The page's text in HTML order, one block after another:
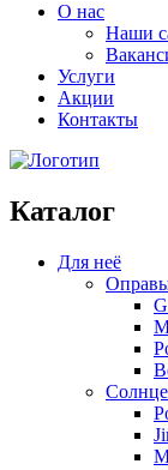
О нас
Наши
Услуги
Акции
Контакты
Каталог
Для неё